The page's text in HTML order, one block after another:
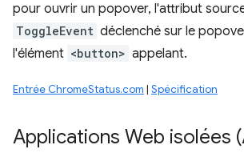
pour ouvrir un popover, l'attribut
ToggleEvent déclenché sur le
l'élément <button> appelant.
Entrée ChromeStatus.com | Spécification
Applications Web isolées